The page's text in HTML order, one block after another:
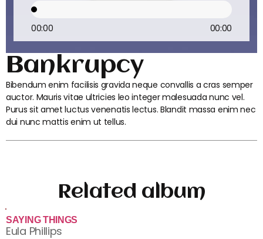
00:00 00:00
Bankrupcy
Bibendum enim facilisis gravida neque convallis a cras semper
auctor. Mauris vitae ultricies leo integer malesuada nunc vel.
Purus sit amet luctus venenatis lectus. Blandit massa enim nec
dui nunc mattis enim ut tellus.
Related album
SAYING THINGS
Eula Phillips